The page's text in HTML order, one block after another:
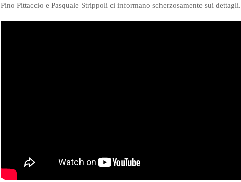
Pino Pittaccio e Pasquale Strippoli ci informano scherzosamente sui dettagli.